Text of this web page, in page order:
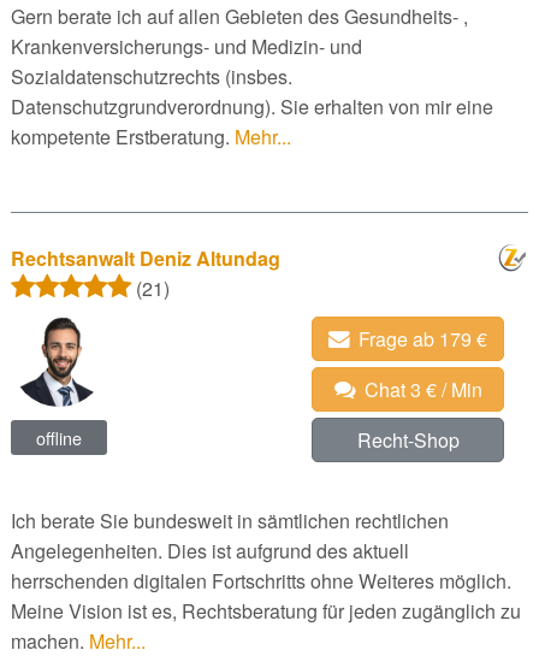
Gern berate ich auf allen Gebieten des Gesundheits- ,
Krankenversicherungs- und Medizin- und
Sozialdatenschutzrechts (insbes.
Datenschutzgrundverordnung). Sie erhalten von mir eine
kompetente Erstberatung. Mehr...
Rechtsanwalt Deniz Altundag
(21)
offline
Frage ab 179 €
Chat 3 € / Min
Recht-Shop
Ich berate Sie bundesweit in sämtlichen rechtlichen
Angelegenheiten. Dies ist aufgrund des aktuell
herrschenden digitalen Fortschritts ohne Weiteres möglich.
Meine Vision ist es, Rechtsberatung für jeden zugänglich zu
machen. Mehr...